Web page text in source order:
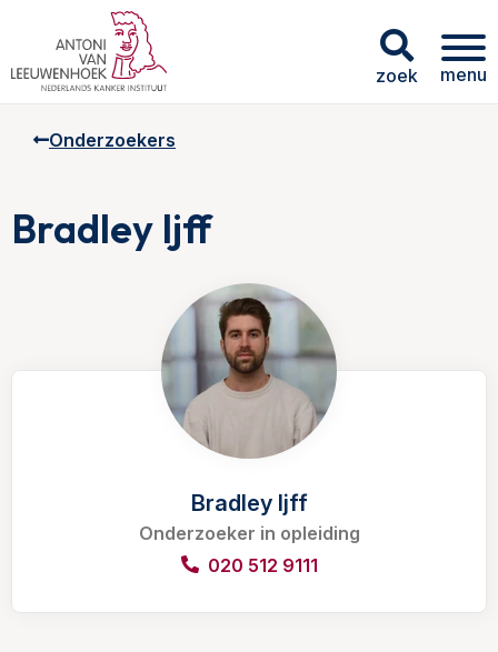
zoek menu
Onderzoekers
Bradley Ijff
Bradley Ijff
Onderzoeker in opleiding
020 512 9111